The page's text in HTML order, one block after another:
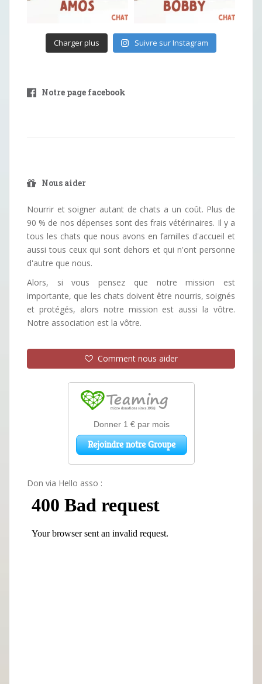
Charger plus Suivre sur Instagram
Notre page facebook
Nous aider
Nourrir et soigner autant de chats a un coût. Plus de
90 % de nos dépenses sont des frais vétérinaires. Il y a
tous les chats que nous avons en familles d'accueil et
aussi tous ceux qui sont dehors et qui n'ont personne
d'autre que nous.
Alors, si vous pensez que notre mission est
importante, que les chats doivent être nourris, soignés
et protégés, alors notre mission est aussi la vôtre.
Notre association est la vôtre.
Comment nous aider
Don via Hello asso :